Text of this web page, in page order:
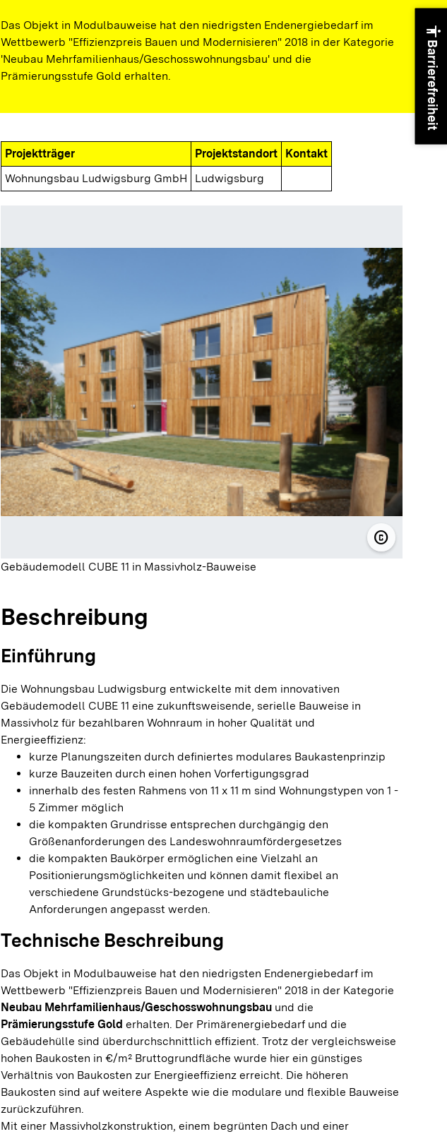
Das Objekt in Modulbauweise hat den niedrigsten Endenergiebedarf im
Wettbewerb "Effizienzpreis Bauen und Modernisieren" 2018 in der Kategorie
'Neubau Mehrfamilienhaus/Geschosswohnungsbau' und die
Prämierungsstufe Gold erhalten.
Projektträger Projektstandort
Kontakt
Wohnungsbau Ludwigsburg GmbH
Ludwigsburg
copyright
©
Gebäudemodell CUBE 11 in Massivholz-Bauweise
Beschreibung
Einführung
Die Wohnungsbau Ludwigsburg entwickelte mit dem innovativen
Gebäudemodell CUBE 11 eine zukunftsweisende, serielle Bauweise in
Massivholz für bezahlbaren Wohnraum in hoher Qualität und
Energieeffizienz:
kurze Planungszeiten durch definiertes modulares Baukastenprinzip
kurze Bauzeiten durch einen hohen Vorfertigungsgrad
innerhalb des festen Rahmens von 11 x 11 m sind Wohnungstypen von 1 -
5 Zimmer möglich
die kompakten Grundrisse entsprechen durchgängig den
Größenanforderungen des Landeswohnraumfördergesetzes
die kompakten Baukörper ermöglichen eine Vielzahl an
Positionierungsmöglichkeiten und können damit flexibel an
verschiedene Grundstücks-bezogene und städtebauliche
Anforderungen angepasst werden.
Technische Beschreibung
Das Objekt in Modulbauweise hat den niedrigsten Endenergiebedarf im
Wettbewerb "Effizienzpreis Bauen und Modernisieren" 2018 in der Kategorie
Neubau Mehrfamilienhaus/Geschosswohnungsbau und die
Prämierungsstufe Gold erhalten. Der Primärenergiebedarf und die
Gebäudehülle sind überdurchschnittlich effizient. Trotz der vergleichsweise
hohen Baukosten in €/m² Bruttogrundfläche wurde hier ein günstiges
Verhältnis von Baukosten zur Energieeffizienz erreicht. Die höheren
Baukosten sind auf weitere Aspekte wie die modulare und flexible Bauweise
zurückzuführen.
Mit einer Massivholzkonstruktion, einem begrünten Dach und einer
accessibility
Barrierefreiheit